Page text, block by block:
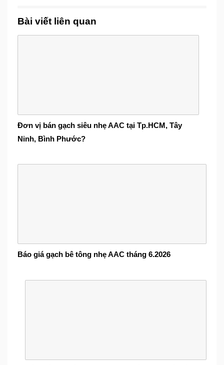
Bài viết liên quan
Đơn vị bán gạch siêu nhẹ AAC tại Tp.HCM, Tây
Ninh, Bình Phước?
Báo giá gạch bê tông nhẹ AAC tháng 6.2026